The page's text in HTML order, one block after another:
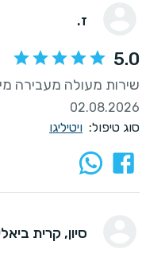
ז.
5.0
שירות מעולה מעבירה
02.08.2026
סוג טיפול: ויטיליגו
סיון, קרית